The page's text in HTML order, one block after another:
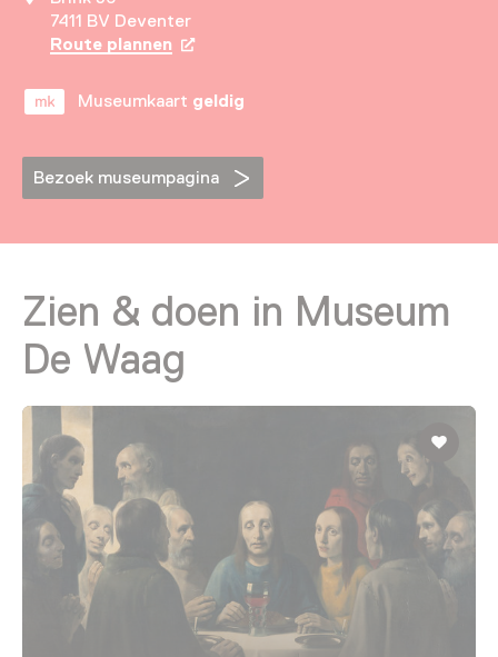
7411 BV Deventer
Route plannen Opent in een nieuw tabblad
Museumkaart geldig
Bezoek museumpagina
Zien & doen in Museum
De Waag